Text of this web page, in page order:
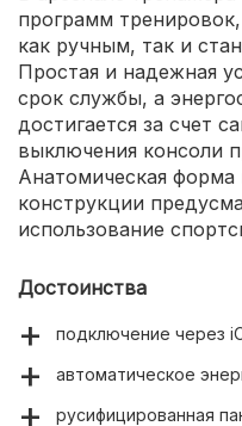
программ
как ручным, так и
Простая и надежная
срок службы, а
достигается за счет
выключения консоли
Анатомическая форма
конструкции
использование
Достоинства
подключение через
автоматическое
русифицированная